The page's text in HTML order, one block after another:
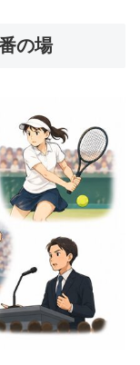
の場